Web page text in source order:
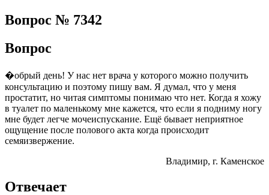
Вопрос № 7342
Вопрос
�обрый день! У нас нет врача у которого можно получить
консультацию и поэтому пишу вам. Я думал, что у меня
простатит, но читая симптомы понимаю что нет. Когда я хожу
в туалет по маленькому мне кажется, что если я подниму ногу
мне будет легче мочеиспускание. Ещё бывает неприятное
ощущение после полового акта когда происходит
семяизвержение.
Владимир, г. Каменское
Отвечает